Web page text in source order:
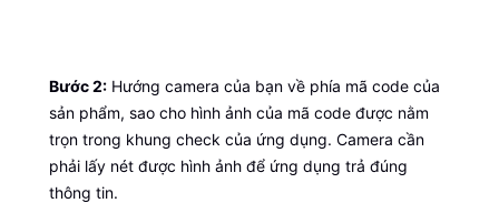
Bước 2: Hướng camera của bạn về phía mã code của
sản phẩm, sao cho hình ảnh của mã code được nằm
trọn trong khung check của ứng dụng. Camera cần
phải lấy nét được hình ảnh để ứng dụng trả đúng
thông tin.